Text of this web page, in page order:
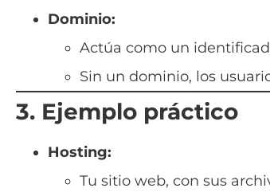
Dominio:
Actúa como un
Sin un dominio, los
3. Ejemplo práctico
Hosting:
Tu sitio web, con sus